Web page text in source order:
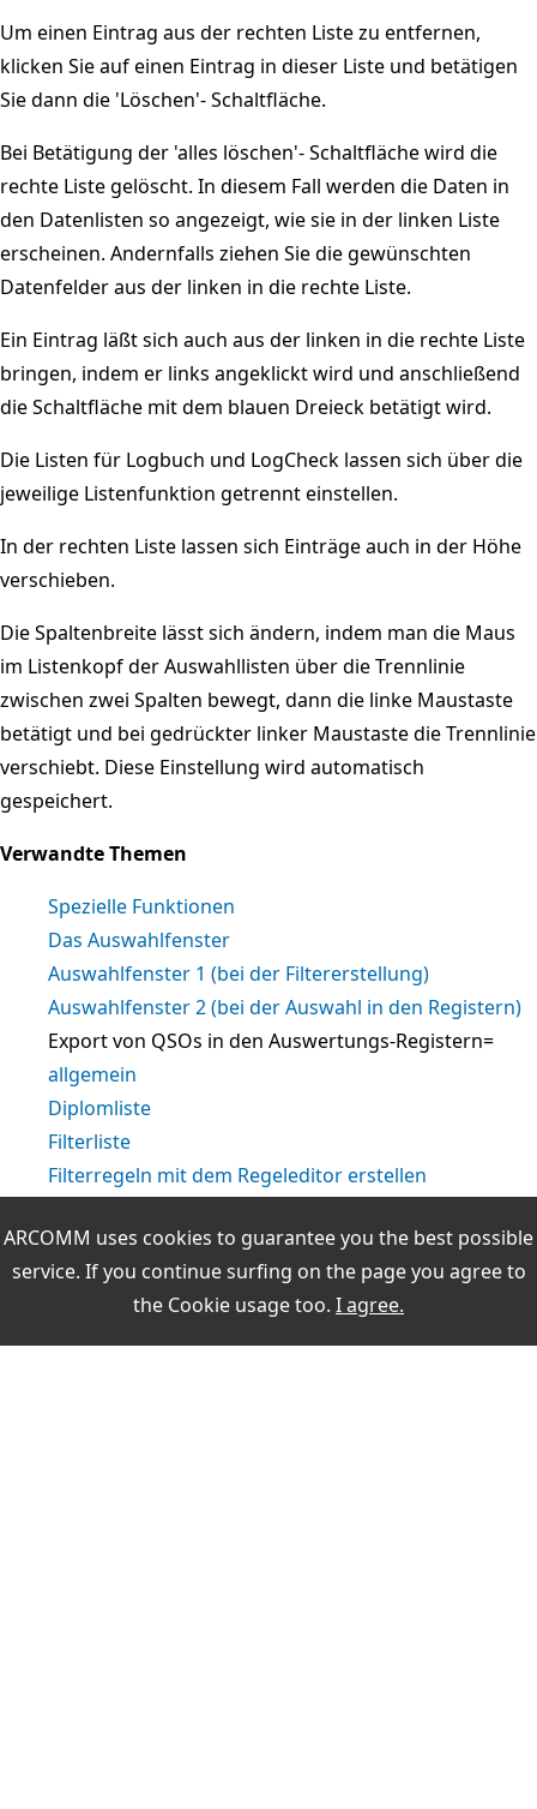
ARCOMM uses cookies to guarantee you the best possible
service. If you continue surfing on the page you agree to
the Cookie usagetoo. I agree.
Um einen Eintrag aus der rechten Liste zu entfernen,
klicken Sie auf einen Eintrag in dieser Liste und betätigen
Sie dann die 'Löschen'- Schaltfläche.
Bei Betätigung der 'alles löschen'- Schaltfläche wird die
rechte Liste gelöscht. In diesem Fall werden die Daten in
den Datenlisten so angezeigt, wie sie in der linken Liste
erscheinen. Andernfalls ziehen Sie die gewünschten
Datenfelder aus der linken in die rechte Liste.
Ein Eintrag läßt sich auch aus der linken in die rechte Liste
bringen, indem er links angeklickt wird und anschließend
die Schaltfläche mit dem blauen Dreieck betätigt wird.
Die Listen für Logbuch und LogCheck lassen sich über die
jeweilige Listenfunktion getrennt einstellen.
In der rechten Liste lassen sich Einträge auch in der Höhe
verschieben.
Die Spaltenbreite lässt sich ändern, indem man die Maus
im Listenkopf der Auswahllisten über die Trennlinie
zwischen zwei Spalten bewegt, dann die linke Maustaste
betätigt und bei gedrückter linker Maustaste die Trennlinie
verschiebt. Diese Einstellung wird automatisch
gespeichert.
Verwandte Themen
Spezielle Funktionen
Das Auswahlfenster
Auswahlfenster 1 (bei der Filtererstellung)
Auswahlfenster 2 (bei der Auswahl in den Registern)
Export von QSOs in den Auswertungs-Registern=
allgemein
Diplomliste
Filterliste
Filterregeln mit dem Regeleditor erstellen
Die Durchführung einer Diplomauswertung
Online-Auswertungen während der QSO-Eingabe